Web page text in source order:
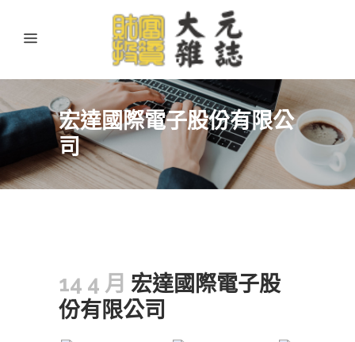
宏達國際電子股份有限公
司
14 4 月 宏達國際電子股
份有限公司